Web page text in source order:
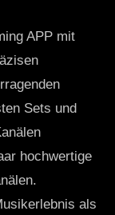
APP mit
Sets und
hochwertige
als